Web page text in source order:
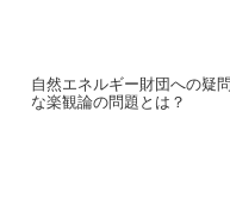
自然エネルギー財団への疑
な楽観論の問題とは？